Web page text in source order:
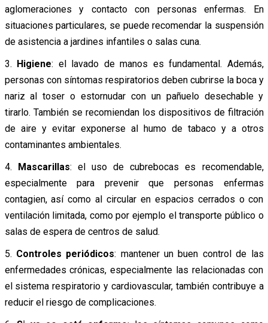
aglomeraciones y contacto con personas enfermas. En
situaciones particulares, se puede recomendar la suspensión
de asistencia a jardines infantiles o salas cuna.
3. Higiene: el lavado de manos es fundamental. Además,
personas con síntomas respiratorios deben cubrirse la boca y
nariz al toser o estornudar con un pañuelo desechable y
tirarlo. También se recomiendan los dispositivos de filtración
de aire y evitar exponerse al humo de tabaco y a otros
contaminantes ambientales.
4. Mascarillas: el uso de cubrebocas es recomendable,
especialmente para prevenir que personas enfermas
contagien, así como al circular en espacios cerrados o con
ventilación limitada, como por ejemplo el transporte público o
salas de espera de centros de salud.
5. Controles periódicos: mantener un buen control de las
enfermedades crónicas, especialmente las relacionadas con
el sistema respiratorio y cardiovascular, también contribuye a
reducir el riesgo de complicaciones.